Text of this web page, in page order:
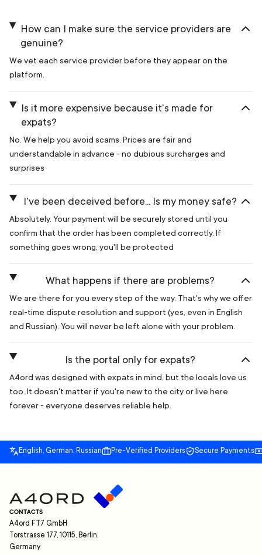
How can I make sure the service providers are
genuine?
We vet each service provider before they appear on the
platform.
Is it more expensive because it's made for
expats?
No. We help you avoid scams. Prices are fair and
understandable in advance - no dubious surcharges and
surprises
I've been deceived before... Is my money safe?
Absolutely. Your payment will be securely stored until you
confirm that the order has been completed correctly. If
something goes wrong, you'll be protected
What happens if there are problems?
We are there for you every step of the way. That's why we offer
real-time dispute resolution and support (yes, even in English
and Russian). You will never be left alone with your problem.
Is the portal only for expats?
A4ord was designed with expats in mind, but the locals love us
too. It doesn't matter if you're new to the city or live here
forever - everyone deserves reliable help.
English, German, Russian Pre-Verified Providers Secure Payments
CONTACTS
A4ord FT7 GmbH
Torstrasse 177, 10115, Berlin,
Germany